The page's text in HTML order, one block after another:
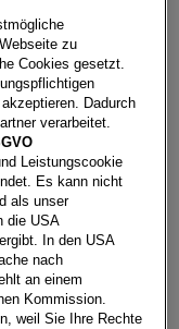
kW)
zu
Cookies gesetzt.
Dadurch
verarbeitet.
Leistungscookie
Es kann nicht
als unser
die USA
In den USA
nach
an einem
Kommission.
weil Sie Ihre Rechte